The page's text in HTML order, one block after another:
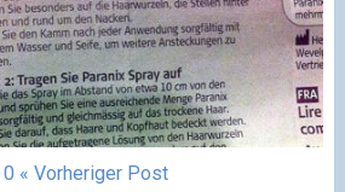
0 « Vorheriger Post